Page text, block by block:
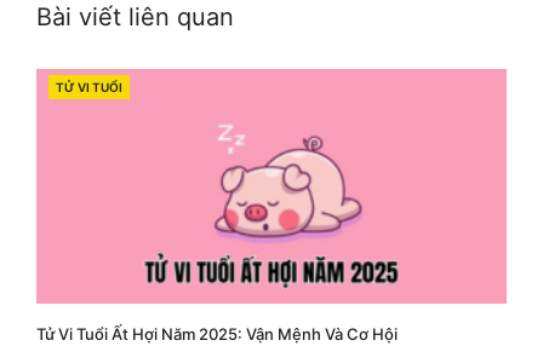
Bài viết liên quan
CATEGORIES
TỬ VI TUỔI
Tử Vi Tuổi Ất Hợi Năm 2025: Vận Mệnh Và Cơ Hội